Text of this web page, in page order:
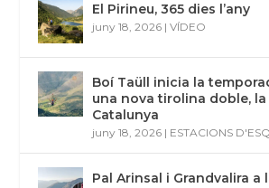
El Pirineu, 365 dies l’any
juny 18, 2026 |VÍDEO
Boí Taüll inicia la
una nova tirolina doble,
Catalunya
juny 18, 2026 | ESTACIONS
Pal Arinsal i Grandvalira a